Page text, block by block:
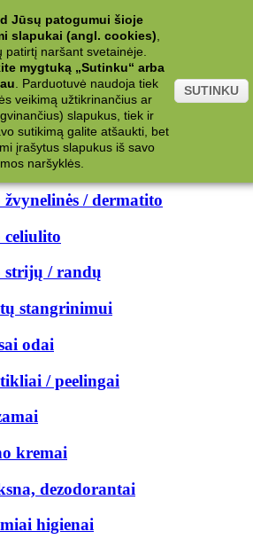
prakaito
prausikliai
žvynelinės / dermatito
celiulito
strijų / randų
stangrinimui
odai
/ peelingai
kremai
dezodorantai
higienai
Jūsų patogumui šioje
slapukai (angl. cookies)
naršant svetainėje.
mygtuką „Sutinku“ arba
Parduotuvė naudoja tiek
veikimą užtikrinančius ar
slapukus, tiek ir
sutikimą galite atšaukti, bet
įrašytus slapukus iš savo
naršyklės.
SUTINKU